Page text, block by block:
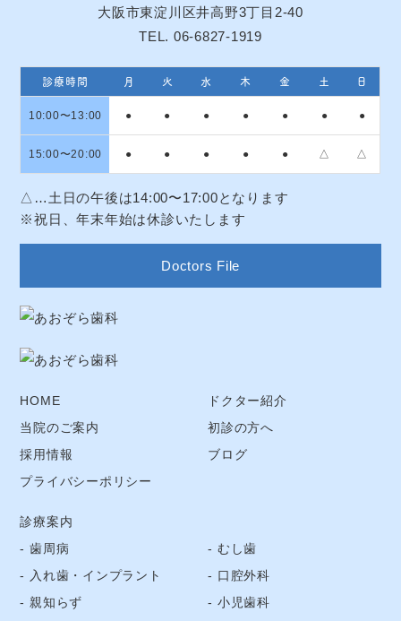
大阪市東淀川区井高野3丁目2-40
TEL. 06-6827-1919
診療時間 月 火 水 木 金 土 日
10:00〜13:00 ● ● ● ● ● ● ●
15:00〜20:00 ● ● ● ● ● △ △
△…土日の午後は14:00〜17:00となります
※祝日、年末年始は休診いたします
Doctors File
HOME
ドクター紹介
当院のご案内
初診の方へ
採用情報
ブログ
プライバシーポリシー
診療案内
歯周病
むし歯
入れ歯・インプラント
口腔外科
親知らず
小児歯科